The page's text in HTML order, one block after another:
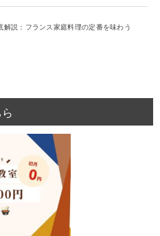
解説：フランス家庭料理の定番を味わう